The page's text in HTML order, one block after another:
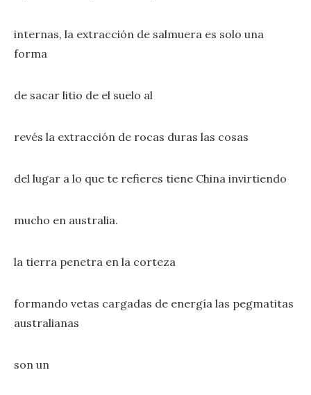
internas, la extracción de salmuera es solo una
forma
de sacar litio de el suelo al
revés la extracción de rocas duras las cosas
del lugar a lo que te refieres tiene China invirtiendo
mucho en australia.
la tierra penetra en la corteza
formando vetas cargadas de energía las pegmatitas
australianas
son un